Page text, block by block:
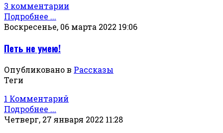
3 комментарии
Подробнее ...
Воскресенье, 06 марта 2022 19:06
Петь не умею!
Опубликовано в Рассказы
Теги
1 Комментарий
Подробнее ...
Четверг, 27 января 2022 11:28